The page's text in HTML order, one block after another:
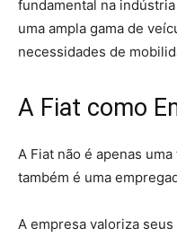
fundamental na
uma ampla gama de
necessidades de
A Fiat como
A Fiat não é apenas
também é uma
A empresa valoriza